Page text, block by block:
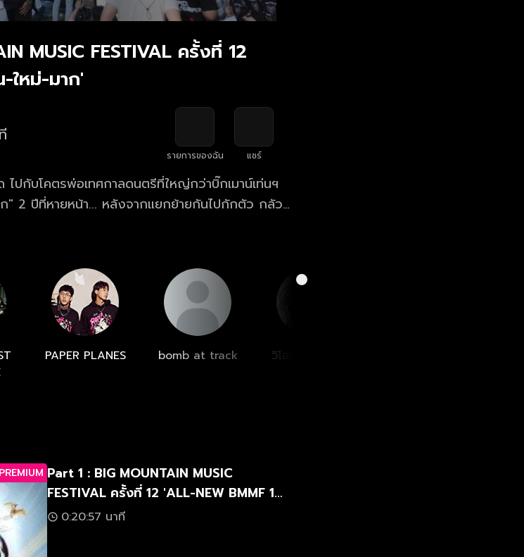
MUSIC FESTIVAL ครั้งที่ 12
ใหม่-มาก'
รายการของฉัน แชร์
ไปกับโคตรพ่อเทศกาลดนตรีที่ใหญ่กว่าบิ๊กเมาน์เท่นฯ
ลัว
ง delivery จนลงพุง work from home ยุ่งอยู่หน้า
านสู่สุนทรียภาพแห่งเสียงดนตรีแบบ ALL-NEW!
เร้าใจวัยรุ่น! มาร่วมเป็นส่วนหนึ่งของประสบการณ์
PAPER PLANES bomb at track วิโอเลต วอเทียร์
PREMIUM Part 1 : BIG MOUNTAIN MUSIC
FESTIVAL ครั้งที่ 12 'ALL-NEW BMMF 12
มัน-ใหม่-มาก'
0:20:57 นาที